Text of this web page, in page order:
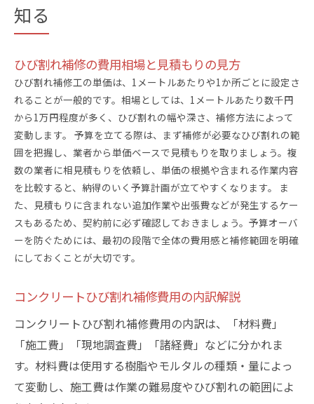
知る
ひび割れ補修の費用相場と見積もりの見方
ひび割れ補修工の単価は、1メートルあたりや1か所ごとに設定さ
れることが一般的です。相場としては、1メートルあたり数千円
から1万円程度が多く、ひび割れの幅や深さ、補修方法によって
変動します。 予算を立てる際は、まず補修が必要なひび割れの範
囲を把握し、業者から単価ベースで見積もりを取りましょう。複
数の業者に相見積もりを依頼し、単価の根拠や含まれる作業内容
を比較すると、納得のいく予算計画が立てやすくなります。 ま
た、見積もりに含まれない追加作業や出張費などが発生するケー
スもあるため、契約前に必ず確認しておきましょう。予算オーバ
ーを防ぐためには、最初の段階で全体の費用感と補修範囲を明確
にしておくことが大切です。
コンクリートひび割れ補修費用の内訳解説
コンクリートひび割れ補修費用の内訳は、「材料費」
「施工費」「現地調査費」「諸経費」などに分かれま
す。材料費は使用する樹脂やモルタルの種類・量によっ
て変動し、施工費は作業の難易度やひび割れの範囲によ